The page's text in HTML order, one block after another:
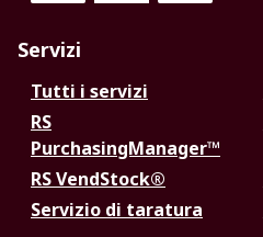
Servizi
Tutti i servizi
RS
PurchasingManager™
RS VendStock®
Servizio di taratura